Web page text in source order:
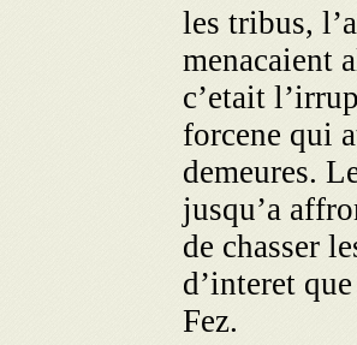
les tribus,
menacaient
c’etait
forcene qui
demeures.
jusqu’a
de chasser
d’interet
Fez.